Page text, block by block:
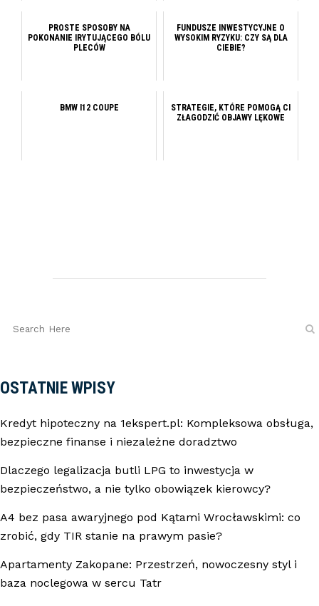
PROSTE SPOSOBY NA
POKONANIE IRYTUJĄCEGO BÓLU
PLECÓW
FUNDUSZE INWESTYCYJNE O
WYSOKIM RYZYKU: CZY SĄ DLA
CIEBIE?
BMW I12 COUPE
STRATEGIE, KTÓRE POMOGĄ CI
ZŁAGODZIĆ OBJAWY LĘKOWE
OSTATNIE WPISY
Kredyt hipoteczny na 1ekspert.pl: Kompleksowa obsługa,
bezpieczne finanse i niezależne doradztwo
Dlaczego legalizacja butli LPG to inwestycja w
bezpieczeństwo, a nie tylko obowiązek kierowcy?
A4 bez pasa awaryjnego pod Kątami Wrocławskimi: co
zrobić, gdy TIR stanie na prawym pasie?
Apartamenty Zakopane: Przestrzeń, nowoczesny styl i
baza noclegowa w sercu Tatr